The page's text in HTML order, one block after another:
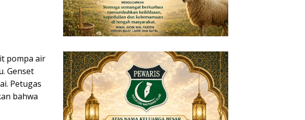
pompa air
Genset
Petugas
bahwa